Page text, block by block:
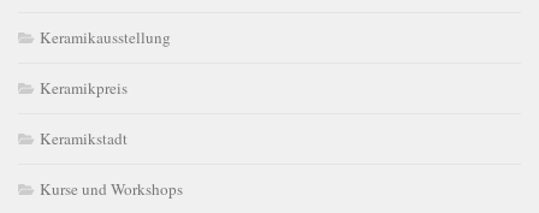
Keramikausstellung
Keramikpreis
Keramikstadt
Kurse und Workshops